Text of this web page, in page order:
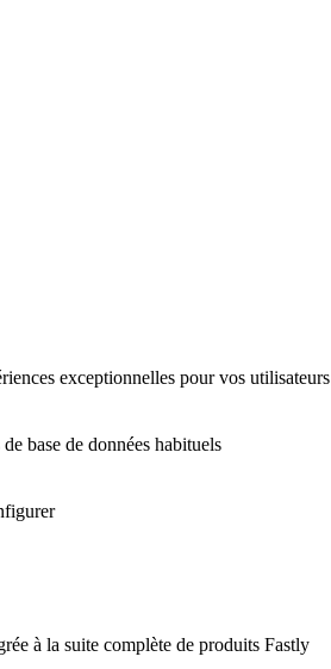
exceptionnelles pour vos utilisateurs
base de données habituels
à la suite complète de produits Fastly